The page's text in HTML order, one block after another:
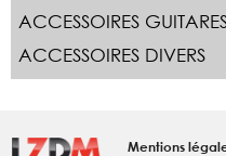
ACCESSOIRES
ACCESSOIRES DIVERS
Mentions